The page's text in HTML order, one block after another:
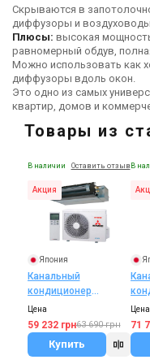
Скрываются в
диффузоры и
Плюсы: высокая
равномерный обдув,
Можно использовать как
диффузоры вдоль окон.
Это одно из самых
квартир, домов и
Товары из
В наличии Оставить отзыв
Акция
Япония
Канальный
кондиционер
Mitsubishi Heavy
SRR25ZS-
W/SRC25ZS-W
Цена
59 232 грн63 690 грн
Купить
В
W/
Цена
71